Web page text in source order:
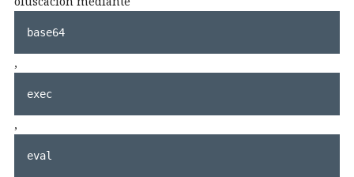
base64
,
exec
,
eval